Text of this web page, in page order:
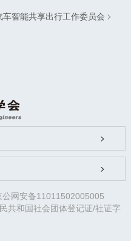
车智能共享出行工作委员会
公网安备11011502005005
共和国社会团体登记证/社证字